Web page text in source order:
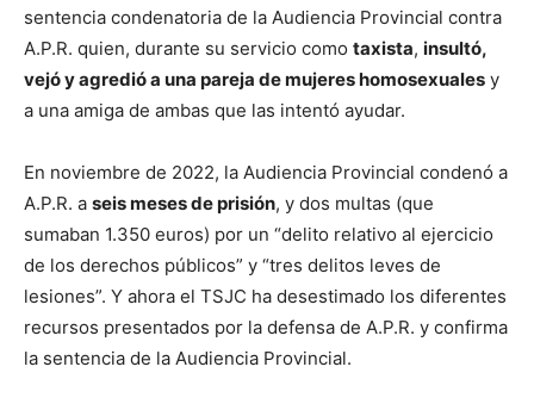
sentencia condenatoria de la Audiencia Provincial contra
A.P.R. quien, durante su servicio como taxista, insultó,
vejó y agredió a una pareja de mujeres homosexuales y
a una amiga de ambas que las intentó ayudar.
En noviembre de 2022, la Audiencia Provincial condenó a
A.P.R. a seis meses de prisión, y dos multas (que
sumaban 1.350 euros) por un “delito relativo al ejercicio
de los derechos públicos” y “tres delitos leves de
lesiones”. Y ahora el TSJC ha desestimado los diferentes
recursos presentados por la defensa de A.P.R. y confirma
la sentencia de la Audiencia Provincial.